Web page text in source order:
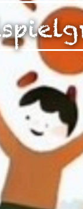
in den USA
Statistiken oder
gem. Art.
werden vom
US-Behörden,
keine der
vorgehend